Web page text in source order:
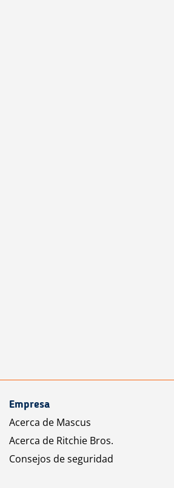
Empresa
Acerca de Mascus
Acerca de Ritchie Bros.
Consejos de seguridad